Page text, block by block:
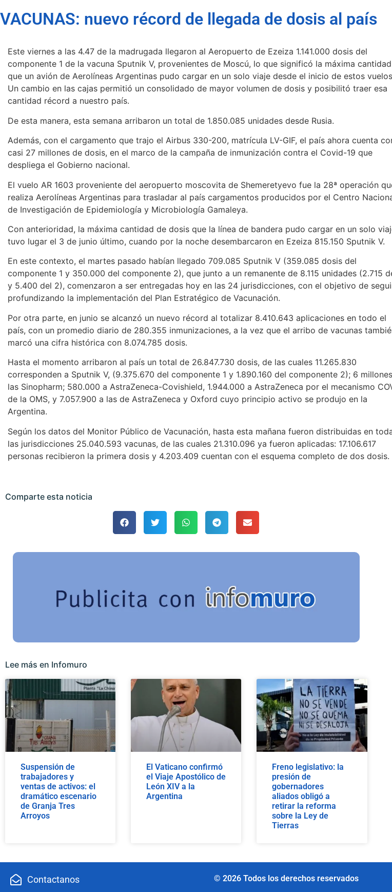
VACUNAS: nuevo récord de llegada de dosis al país
Este viernes a las 4.47 de la madrugada llegaron al Aeropuerto de Ezeiza 1.141.000 dosis del
componente 1 de la vacuna Sputnik V, provenientes de Moscú, lo que significó la máxima cantidad
que un avión de Aerolíneas Argentinas pudo cargar en un solo viaje desde el inicio de estos
Un cambio en las cajas permitió un consolidado de mayor volumen de dosis y posibilitó traer esa
cantidad récord a nuestro país.
De esta manera, esta semana arribaron un total de 1.850.085 unidades desde Rusia.
Además, con el cargamento que trajo el Airbus 330-200, matrícula LV-GIF, el país ahora cuenta
casi 27 millones de dosis, en el marco de la campaña de inmunización contra el Covid-19 que
despliega el Gobierno nacional.
El vuelo AR 1603 proveniente del aeropuerto moscovita de Shemeretyevo fue la 28ª operación
realiza Aerolíneas Argentinas para trasladar al país cargamentos producidos por el Centro
de Investigación de Epidemiología y Microbiología Gamaleya.
Con anterioridad, la máxima cantidad de dosis que la línea de bandera pudo cargar en un solo
tuvo lugar el 3 de junio último, cuando por la noche desembarcaron en Ezeiza 815.150 Sputnik V.
En este contexto, el martes pasado habían llegado 709.085 Sputnik V (359.085 dosis del
componente 1 y 350.000 del componente 2), que junto a un remanente de 8.115 unidades (2.715
y 5.400 del 2), comenzaron a ser entregadas hoy en las 24 jurisdicciones, con el objetivo de
profundizando la implementación del Plan Estratégico de Vacunación.
Por otra parte, en junio se alcanzó un nuevo récord al totalizar 8.410.643 aplicaciones en todo el
país, con un promedio diario de 280.355 inmunizaciones, a la vez que el arribo de vacunas
marcó una cifra histórica con 8.074.785 dosis.
Hasta el momento arribaron al país un total de 26.847.730 dosis, de las cuales 11.265.830
corresponden a Sputnik V, (9.375.670 del componente 1 y 1.890.160 del componente 2); 6
las Sinopharm; 580.000 a AstraZeneca-Covishield, 1.944.000 a AstraZeneca por el mecanismo
de la OMS, y 7.057.900 a las de AstraZeneca y Oxford cuyo principio activo se produjo en la
Argentina.
Según los datos del Monitor Público de Vacunación, hasta esta mañana fueron distribuidas en
las jurisdicciones 25.040.593 vacunas, de las cuales 21.310.096 ya fueron aplicadas: 17.106.617
personas recibieron la primera dosis y 4.203.409 cuentan con el esquema completo de dos dosis.
Comparte esta noticia
Lee más en Infomuro
Suspensión de
trabajadores y
ventas de activos: el
dramático escenario
de Granja Tres
Arroyos
El Vaticano confirmó
el Viaje Apostólico de
León XIV a la
Argentina
Freno legislativo: la
presión de
gobernadores
aliados obligó a
retirar la reforma
sobre la Ley de
Tierras
Contactanos © 2026 Todos los derechos reservados